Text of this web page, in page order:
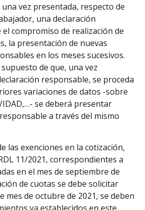
vez presentada, respecto de
una declaración
compromiso de realización de
la presentación de nuevas
en los meses sucesivos.
de que, una vez
responsable, se proceda
variaciones de datos -sobre
se deberá presentar
a través del mismo
las exenciones en la cotización,
11/2021, correspondientes a
en el mes de septiembre de
de cuotas se debe solicitar
mes de octubre de 2021, se deben